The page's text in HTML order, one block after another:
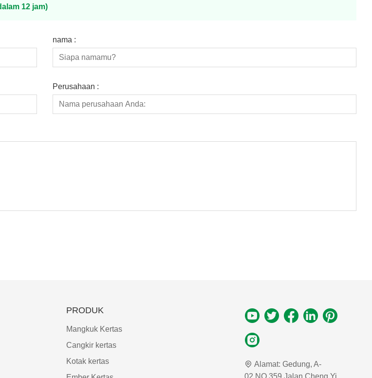
12 jam)
nama :
Perusahaan :
PRODUK
Mangkuk Kertas
Cangkir kertas
Kotak kertas
Alamat: Gedung, A-